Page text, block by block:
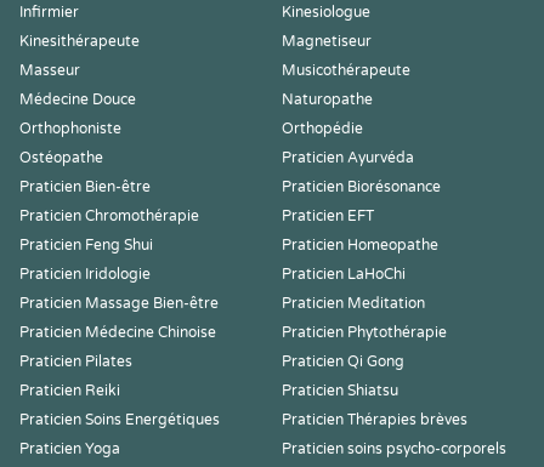
Infirmier
Kinesiologue
Kinesithérapeute
Magnetiseur
Masseur
Musicothérapeute
Médecine Douce
Naturopathe
Orthophoniste
Orthopédie
Ostéopathe
Praticien Ayurvéda
Praticien Bien-être
Praticien Biorésonance
Praticien Chromothérapie
Praticien EFT
Praticien Feng Shui
Praticien Homeopathe
Praticien Iridologie
Praticien LaHoChi
Praticien Massage Bien-être
Praticien Meditation
Praticien Médecine Chinoise
Praticien Phytothérapie
Praticien Pilates
Praticien Qi Gong
Praticien Reiki
Praticien Shiatsu
Praticien Soins Energétiques
Praticien Thérapies brèves
Praticien Yoga
Praticien soins psycho-corporels